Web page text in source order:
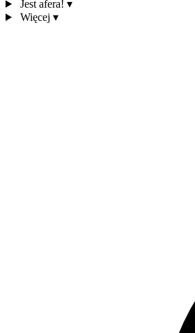
Jest afera! ▾
Więcej ▾